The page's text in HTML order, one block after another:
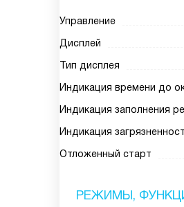
Управление
Дисплей
Тип дисплея
Индикация времени до
Индикация заполнения
Индикация
Отложенный старт
РЕЖИМЫ,